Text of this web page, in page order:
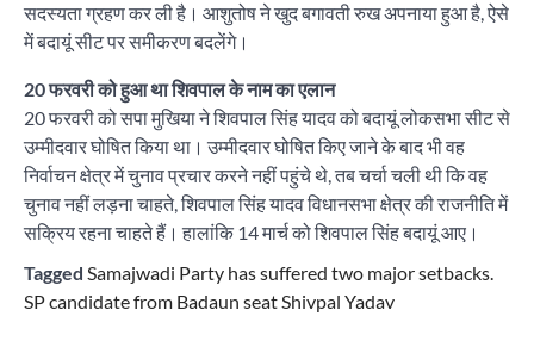
सदस्यता ग्रहण कर ली है। आशुतोष ने खुद बगावती रुख अपनाया हुआ है, ऐसे
में बदायूं सीट पर समीकरण बदलेंगे।
20 फरवरी को हुआ था शिवपाल के नाम का एलान
20 फरवरी को सपा मुखिया ने शिवपाल सिंह यादव को बदायूं लोकसभा सीट से
उम्मीदवार घोषित किया था। उम्मीदवार घोषित किए जाने के बाद भी वह
निर्वाचन क्षेत्र में चुनाव प्रचार करने नहीं पहुंचे थे, तब चर्चा चली थी कि वह
चुनाव नहीं लड़ना चाहते, शिवपाल सिंह यादव विधानसभा क्षेत्र की राजनीति में
सक्रिय रहना चाहते हैं। हालांकि 14 मार्च को शिवपाल सिंह बदायूं आए।
Tagged Samajwadi Party has suffered two major setbacks.
SP candidate from Badaun seat Shivpal Yadav